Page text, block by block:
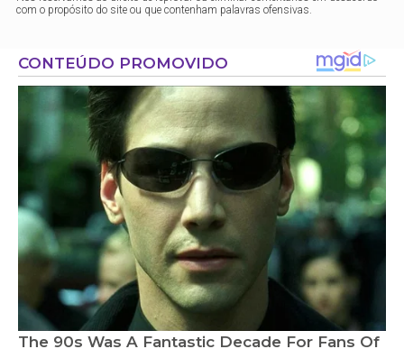
com o propósito do site ou que contenham palavras ofensivas.